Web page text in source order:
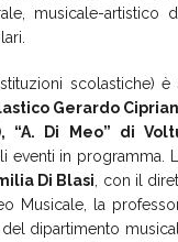
musicale-
scolastiche)
Gerardo
“A. Di Meo” di
in programma.
Di Blasi , con il
Musicale, la
dipartimento